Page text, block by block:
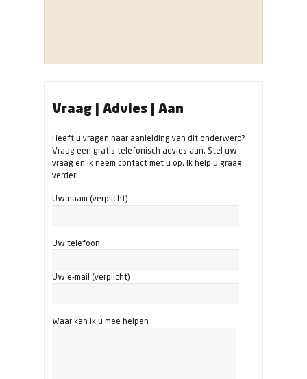
Vraag | Advies | Aan
Heeft u vragen naar aanleiding van dit onderwerp?
Vraag een gratis telefonisch advies aan. Stel uw
vraag en ik neem contact met u op. Ik help u graag
verder!
Uw naam (verplicht)
Uw telefoon
Uw e-mail (verplicht)
Waar kan ik u mee helpen